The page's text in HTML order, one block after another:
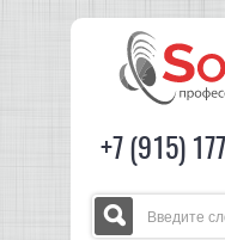
+7 (915)